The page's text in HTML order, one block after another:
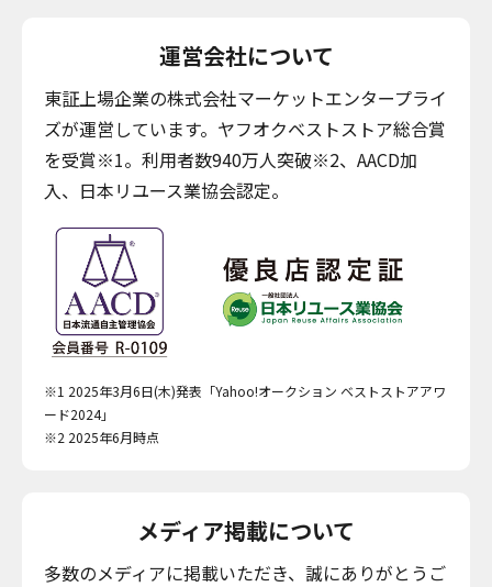
運営会社について
東証上場企業の株式会社マーケットエンタープライ
ズが運営しています。ヤフオクベストストア総合賞
を受賞※1。利用者数940万人突破※2、AACD加
入、日本リユース業協会認定。
※1 2025年3月6日(木)発表「Yahoo!オークション ベストストアアワ
ード2024」
※2 2025年6月時点
メディア掲載について
多数のメディアに掲載いただき、誠にありがとうご